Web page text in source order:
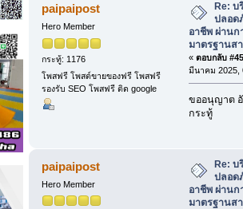
paipaipost
Hero Member
กระทู้: 1176
โพสฟรี โพสต์ขายของฟรี โพสฟรี
รองรับ SEO โพสฟรี ติด google
Re: บ
ปลอด
อาชีพ ผ่านก
มาตรฐานส
« ตอบกลับ
มีนาคม 2025,
ขออนุญาต อั
กระทู้
paipaipost
Hero Member
Re: บ
ปลอด
อาชีพ ผ่านก
มาตรฐานส